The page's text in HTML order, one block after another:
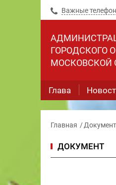
Важные
ГОРОДСКОГО
МОСКОВСКОЙ
Глава
Главная
ДОКУМЕНТ